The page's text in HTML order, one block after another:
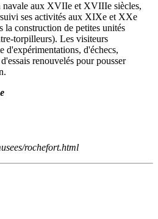
navale aux XVIIe et XVIIIe siècles,
ses activités aux XIXe et XXe
la construction de petites unités
torpilleurs). Les visiteurs
d'expérimentations, d'échecs,
renouvelés pour pousser
rochefort.html